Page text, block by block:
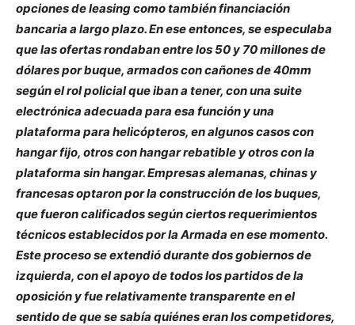
opciones de leasing como también financiación
bancaria a largo plazo. En ese entonces, se especulaba
que las ofertas rondaban entre los 50 y 70 millones de
dólares por buque, armados con cañones de 40mm
según el rol policial que iban a tener, con una suite
electrónica adecuada para esa función y una
plataforma para helicópteros, en algunos casos con
hangar fijo, otros con hangar rebatible y otros con la
plataforma sin hangar. Empresas alemanas, chinas y
francesas optaron por la construcción de los buques,
que fueron calificados según ciertos requerimientos
técnicos establecidos por la Armada en ese momento.
Este proceso se extendió durante dos gobiernos de
izquierda, con el apoyo de todos los partidos de la
oposición y fue relativamente transparente en el
sentido de que se sabía quiénes eran los competidores,